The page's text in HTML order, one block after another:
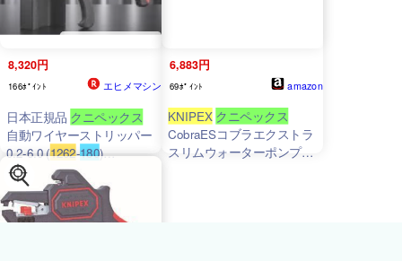
8,320円
166ﾎﾟｲﾝﾄ エヒメマシン
日本正規品 クニペックス
自動ワイヤーストリッパー
0.2-6.0 (1262-180)
(4003773054573) 業務向け
KNIPEX
6,883円
69ﾎﾟｲﾝﾄ amazon
KNIPEX クニペックス
CobraESコブラエクストラ
スリムウォーターポンププ